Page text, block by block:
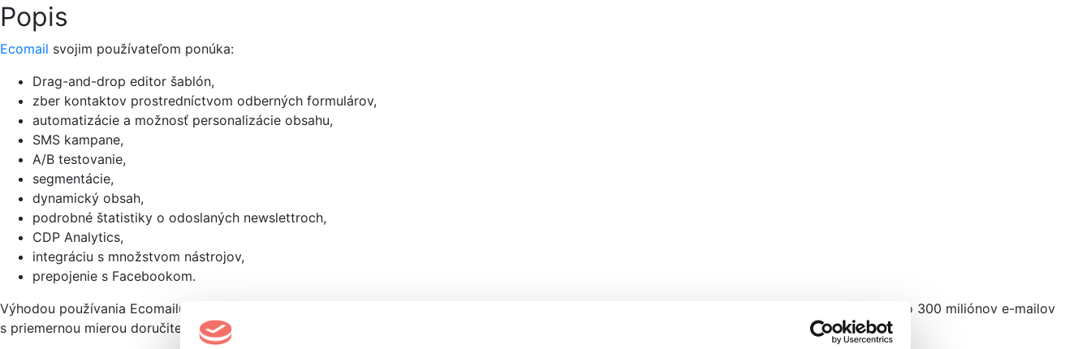
Popis
Ecomail svojim používateľom ponúka:
Drag-and-drop editor šablón,
zber kontaktov prostredníctvom odberných formulárov,
automatizácie a možnosť personalizácie obsahu,
SMS kampane,
A/B testovanie,
segmentácie,
dynamický obsah,
podrobné štatistiky o odoslaných newslettroch,
CDP Analytics,
integráciu s množstvom nástrojov,
prepojenie s Facebookom.
Výhodou používania Ecomailu je (ako deklaruje Ecomail) vysoká miera doručiteľnosti e-mailov – mesačne sa prostredníctvom toolu odošle viac ako 300 miliónov e-mailov
s priemernou mierou doručiteľnosti 99,97 %.